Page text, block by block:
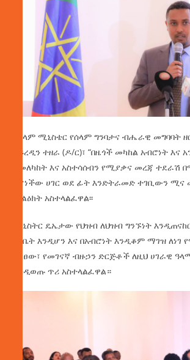
የሰላም ሚኒስቴር የሰላም ግንባታና ብሔራዊ መግባባት
ከይረዲን ተዘራ (ዶ/ር)፣ “በዜጎች መካከል አብሮነት እና
አመለካከት እና አስተሳሰብን የሚያቃና መረጃ ተደራሽ
የሆነችው ሀገር ወደ ፊት እንድትራመድ ተገቢውን ሚና
መልዕክት አስተላልፈዋል፡፡
ሚኒስትር ዴኤታው የህዝብ ለህዝብ ግንኙነት
ባለቤት እንዲሆን እና በአብሮነት እንዲቆም ማገዝ
ገልፀው፣ የመገናኛ ብዙኃን ድርጅቶች ለዚህ ሀገራዊ
እንዲወጡ ጥሪ አስተላልፈዋል።